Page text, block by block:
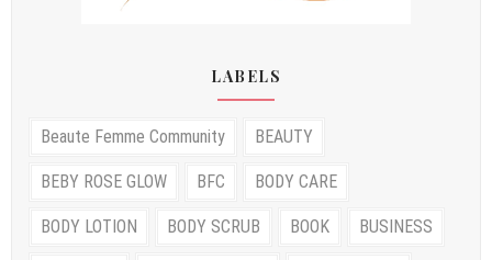
LABELS
Beaute Femme Community BEAUTY
BEBY ROSE GLOW BFC BODY CARE
BODY LOTION BODY SCRUB BOOK BUSINESS